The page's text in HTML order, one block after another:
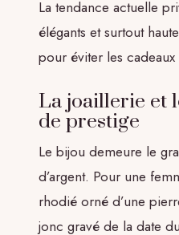
La tendance actuelle
élégants et surtout
pour éviter les
La joaillerie et
de prestige
Le bijou demeure le
d’argent. Pour une
rhodié orné d’une
jonc gravé de la date